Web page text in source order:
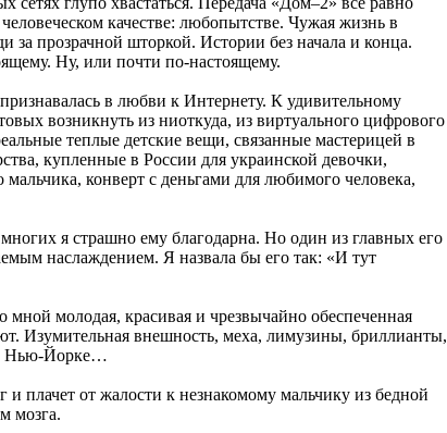
качестве: любопытстве. Чужая жизнь в
за прозрачной шторкой. Истории без начала и конца.
Ну, или почти по-настоящему.
в любви к Интернету. К удивительному
возникнуть из ниоткуда, из виртуального цифрового
теплые детские вещи, связанные мастерицей в
купленные в России для украинской девочки,
конверт с деньгами для любимого человека,
я страшно ему благодарна. Но один из главных его
наслаждением. Я назвала бы его так: «И тут
мной молодая, красивая и чрезвычайно обеспеченная
Изумительная внешность, меха, лимузины, бриллианты,
Нью-Йорке…
и плачет от жалости к незнакомому мальчику из бедной
мозга.